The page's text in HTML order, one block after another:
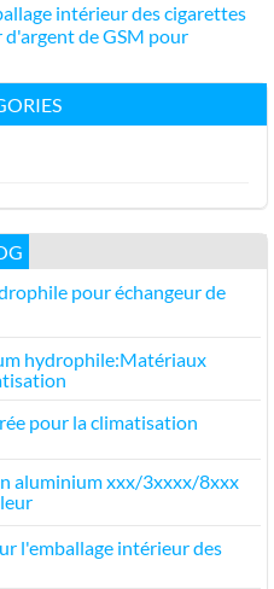
intérieur des cigarettes
de GSM pour
pour échangeur de
hydrophile:Matériaux
pour la climatisation
aluminium xxx/3xxxx/8xxx
l'emballage intérieur des